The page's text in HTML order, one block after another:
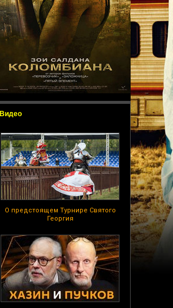
Видео
О предстоящем Турнире Святого
Георгия